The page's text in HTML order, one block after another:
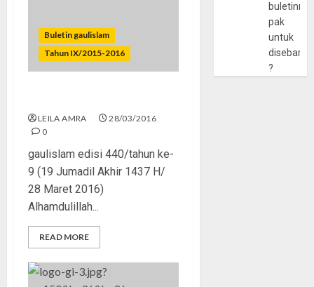
Buletin gaulislam
Tahun IX/2015-2016
LEILA AMRA
28/03/2016
0
gaulislam edisi 440/tahun ke-
9 (19 Jumadil Akhir 1437 H/
28 Maret 2016)
Alhamdulillah...
READ MORE
pak
untuk
?